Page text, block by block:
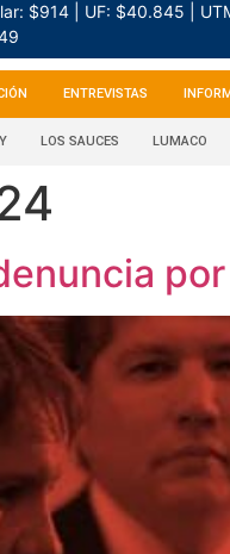
$914 | UF: $40.845 |
ENTREVISTAS
LOS SAUCES LUMACO